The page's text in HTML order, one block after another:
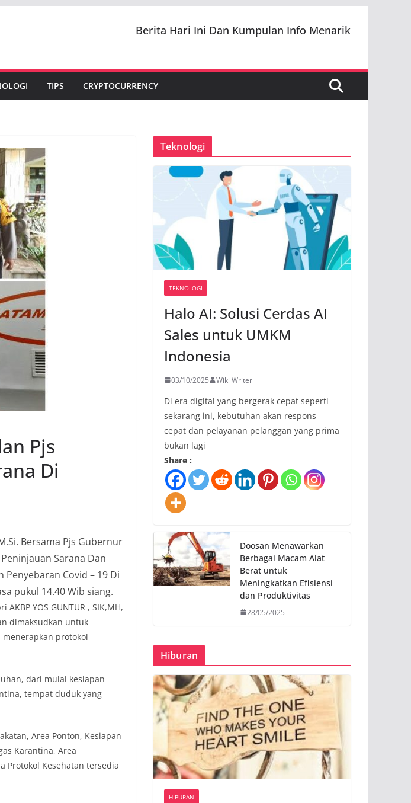
Berita Hari Ini Dan Kumpulan Info Menarik
TIPS CRYPTOCURRENCY
Pjs
Di
Bersama Pjs Gubernur
Sarana Dan
Covid – 19 Di
pukul 14.40 Wib siang.
YOS GUNTUR , SIK,MH,
dimaksudkan untuk
protokol
dari mulai kesiapan
tempat duduk yang
Area Ponton, Kesiapan
Karantina, Area
Protokol Kesehatan tersedia
Teknologi
TEKNOLOGI
Halo AI: Solusi Cerdas AI
Sales untuk UMKM
Indonesia
03/10/2025 Wiki Writer
Di era digital yang bergerak cepat seperti
sekarang ini, kebutuhan akan respons
cepat dan pelayanan pelanggan yang prima
bukan lagi
Share :
Doosan Menawarkan
Berbagai Macam Alat
Berat untuk
Meningkatkan Efisiensi
dan Produktivitas
28/05/2025
Hiburan
HIBURAN